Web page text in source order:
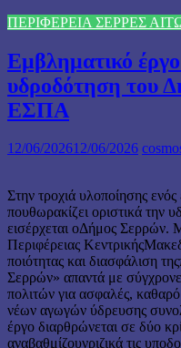
ΠΕΡΙΦΕΡΕΙΑ ΣΕΡΡΕΣ
Εμβληματικό
υδροδότηση του
ΕΣΠΑ
12/06/202612/06/2026
Στην τροχιά υλοποίησης
πουθωρακίζει οριστικά την
εισέρχεται οΔήμος
Περιφέρειας
ποιότητας και διασφάλιση
Σερρών» απαντά με
πολιτών για ασφαλές,
νέων αγωγών ύδρευσης
έργο διαρθρώνεται σε δύο
αναβαθμίζουνριζικά τις